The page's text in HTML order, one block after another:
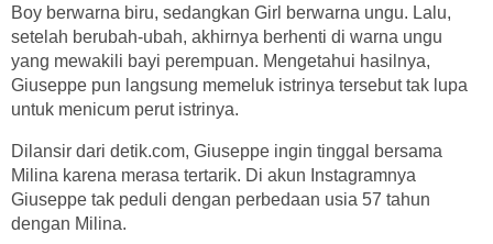
Boy berwarna biru, sedangkan Girl berwarna ungu. Lalu,
setelah berubah-ubah, akhirnya berhenti di warna ungu
yang mewakili bayi perempuan. Mengetahui hasilnya,
Giuseppe pun langsung memeluk istrinya tersebut tak lupa
untuk menicum perut istrinya.
Dilansir dari detik.com, Giuseppe ingin tinggal bersama
Milina karena merasa tertarik. Di akun Instagramnya
Giuseppe tak peduli dengan perbedaan usia 57 tahun
dengan Milina.